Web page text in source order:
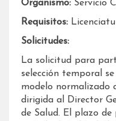
Organismo: Servicio
Requisitos:
Solicitudes:
La solicitud para
selección temporal
modelo normalizado
dirigida al Director
de Salud. El plazo de